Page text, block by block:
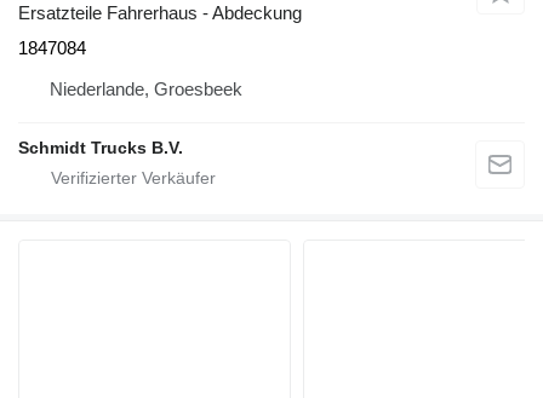
Ersatzteile Fahrerhaus - Abdeckung
1847084
Niederlande, Groesbeek
Schmidt Trucks B.V.